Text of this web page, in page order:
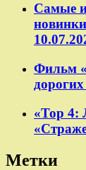
Самые
Фильм
«Тор 4:
Метки